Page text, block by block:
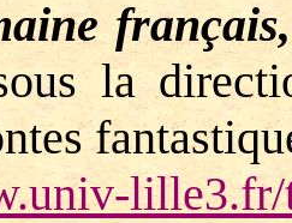
la
lille3.fr/